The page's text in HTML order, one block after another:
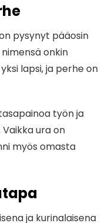
pysynyt pääosin
onkin
lapsi, ja perhe on
työn ja
ura on
myös omasta
ja kurinalaisena